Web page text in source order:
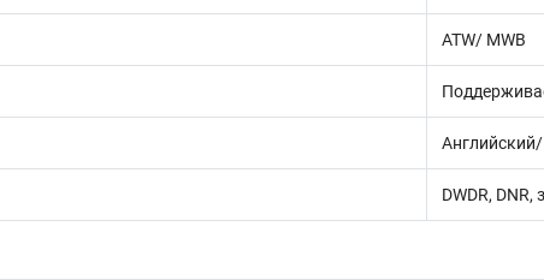
ATW/ MWB
DWDR,